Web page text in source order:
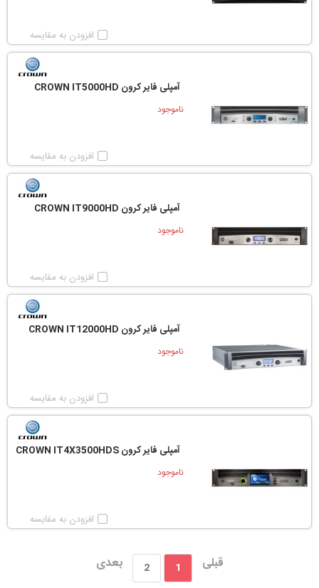
افزودن به مقایسه
آمپلی فایر کرون CROWN IT5000HD
ناموجود
افزودن به مقایسه
آمپلی فایر کرون CROWN IT9000HD
ناموجود
افزودن به مقایسه
آمپلی فایر کرون CROWN IT12000HD
ناموجود
افزودن به مقایسه
آمپلی فایر کرون CROWN IT4X3500HDS
ناموجود
افزودن به مقایسه
قبلی 1
2 بعدی